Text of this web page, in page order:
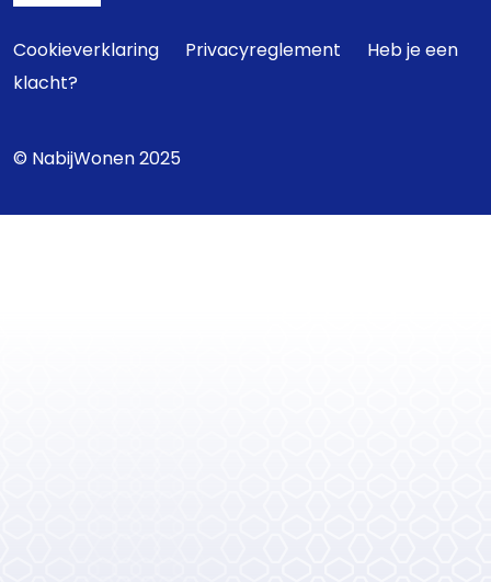
Cookieverklaring Privacyreglement
Heb je een
klacht?
© NabijWonen 2025